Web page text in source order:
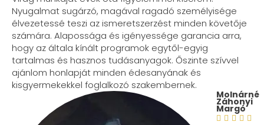
Nyugalmat sugárzó, magával ragadó személyisége
élvezetessé teszi az ismeretszerzést minden követője
számára. Alapossága és igényessége garancia arra,
hogy az általa kínált programok egytől-egyig
tartalmas és hasznos tudásanyagok. Őszinte szívvel
ajánlom honlapját minden édesanyának és
kisgyermekekkel foglalkozó szakembernek.
Molnárné
Záhonyi
Margó
    